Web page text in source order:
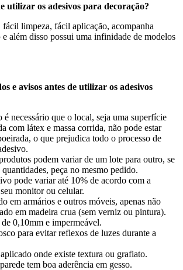
utilizar os adesivos para decoração?
fácil limpeza, fácil aplicação, acompanha
além disso possui uma infinidade de modelos
e avisos antes de utilizar os adesivos
é necessário que o local, seja uma superfície
com látex e massa corrida, não pode estar
o que prejudica todo o processo de
podem variar de um lote para outro, se
peça no mesmo pedido.
pode variar até 10% de acordo com a
monitor ou celular.
em armários e outros móveis, apenas não
em madeira crua (sem verniz ou pintura).
de 0,10mm e impermeável.
para evitar reflexos de luzes durante a
onde existe textura ou grafiato.
tem boa aderência em gesso.